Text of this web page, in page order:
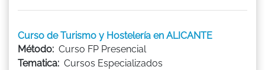
Curso de Turismo y Hostelería en ALICANTE
Método: Curso FP Presencial
Tematica: Cursos Especializados